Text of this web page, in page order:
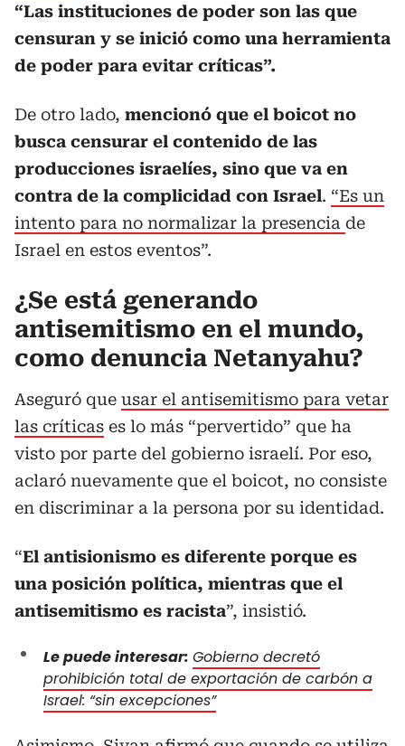
“Las instituciones de poder son las que
censuran y se inició como una herramienta
de poder para evitar críticas”.
De otro lado, mencionó que el boicot no
busca censurar el contenido de las
producciones israelíes, sino que va en
contra de la complicidad con Israel. “Es un
intento para no normalizar la presencia de
Israel en estos eventos”.
¿Se está generando
antisemitismo en el mundo,
como denuncia Netanyahu?
Aseguró que usar el antisemitismo para vetar
las críticas es lo más “pervertido” que ha
visto por parte del gobierno israelí. Por eso,
aclaró nuevamente que el boicot, no consiste
en discriminar a la persona por su identidad.
“El antisionismo es diferente porque es
una posición política, mientras que el
antisemitismo es racista”, insistió.
Le puede interesar: Gobierno decretó
prohibición total de exportación de carbón a
Israel: “sin excepciones”